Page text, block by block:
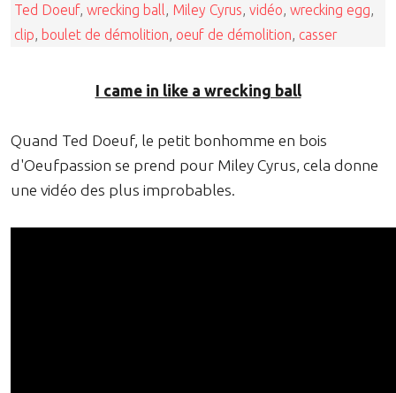
Ted Doeuf, wrecking ball Miley Cyrus vidéo wrecking egg
clip
boulet de démolition oeuf de démolition casser
I came in like a wrecking ball
Quand Ted Doeuf, le petit bonhomme en bois
d'Oeufpassion se prend pour Miley Cyrus, cela donne
une vidéo des plus improbables.